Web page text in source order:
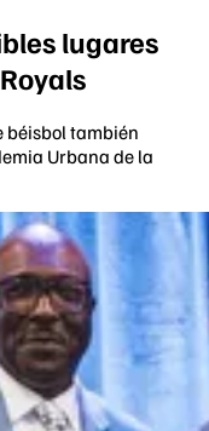
lugares
béisbol también
Urbana de la